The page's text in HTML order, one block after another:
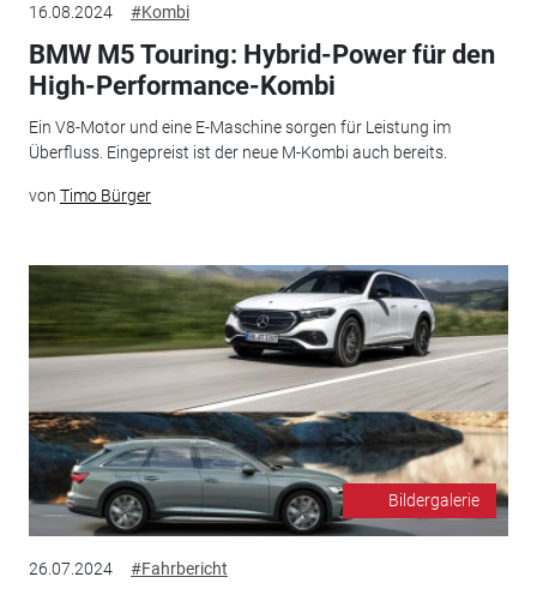
16.08.2024 #Kombi
BMW M5 Touring: Hybrid-Power für den
High-Performance-Kombi
Ein V8-Motor und eine E-Maschine sorgen für Leistung im
Überfluss. Eingepreist ist der neue M-Kombi auch bereits.
von Timo Bürger
Bildergalerie
26.07.2024 #Fahrbericht